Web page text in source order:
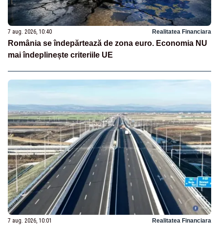
7 aug. 2026, 10:40 Realitatea Financiara
România se îndepărtează de zona euro. Economia NU
mai îndeplinește criteriile UE
7 aug. 2026, 10:01 Realitatea Financiara